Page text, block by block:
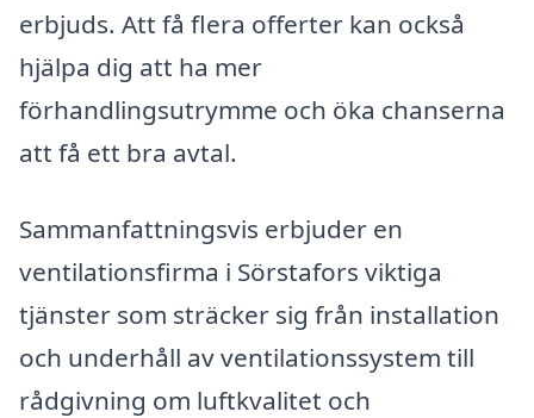
erbjuds. Att få flera offerter kan också
hjälpa dig att ha mer
förhandlingsutrymme och öka chanserna
att få ett bra avtal.
Sammanfattningsvis erbjuder en
ventilationsfirma i Sörstafors viktiga
tjänster som sträcker sig från installation
och underhåll av ventilationssystem till
rådgivning om luftkvalitet och